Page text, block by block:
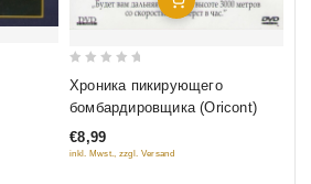
out
5
Хроника пикирующего
бомбардировщика (Oricont)
€8,99
inkl. Mwst., zzgl. Versand